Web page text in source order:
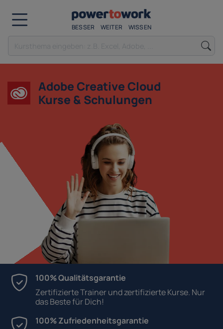
BESSER WEITER WISSEN
Adobe Creative Cloud
Kurse & Schulungen
100% Qualitätsgarantie
Zertifizierte Trainer und zertifizierte Kurse. Nur
das Beste für Dich!
100% Zufriedenheitsgarantie